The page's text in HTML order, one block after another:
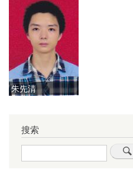
朱先清
搜索
Search